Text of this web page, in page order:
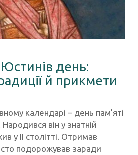
день:
й прикмети
календарі – день пам’яті
він у знатній
у II столітті. Отримав
подорожував заради